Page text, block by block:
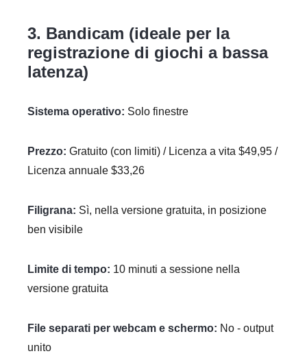
3. Bandicam (ideale per la
registrazione di giochi a bassa
latenza)
Sistema operativo: Solo finestre
Prezzo: Gratuito (con limiti) / Licenza a vita $49,95 /
Licenza annuale $33,26
Filigrana: Sì, nella versione gratuita, in posizione
ben visibile
Limite di tempo: 10 minuti a sessione nella
versione gratuita
File separati per webcam e schermo: No - output
unito